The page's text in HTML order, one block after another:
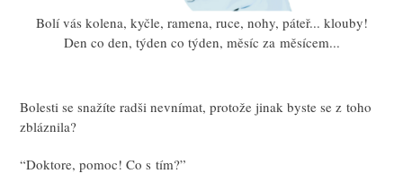
Bolí vás kolena, kyčle, ramena, ruce, nohy, páteř... klouby!
Den co den, týden co týden, měsíc za měsícem...
Bolesti se snažíte radši nevnímat, protože jinak byste se z toho
zbláznila?
“Doktore, pomoc! Co s tím?”